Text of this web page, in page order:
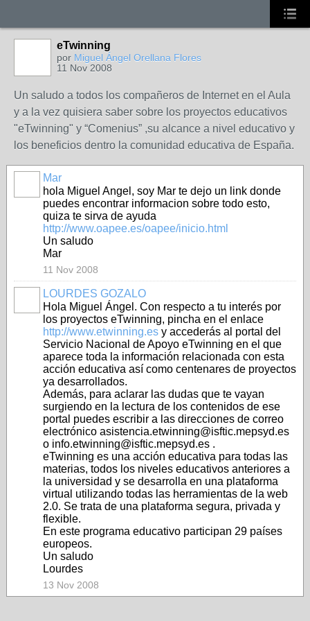
eTwinning
por Miguel Ángel Orellana Flores
11 Nov 2008
Un saludo a todos los compañeros de Internet en el Aula
y a la vez quisiera saber sobre los proyectos educativos
"eTwinning" y “Comenius” ,su alcance a nivel educativo y
los beneficios dentro la comunidad educativa de España.
Mar
hola Miguel Angel, soy Mar te dejo un link donde
puedes encontrar informacion sobre todo esto,
quiza te sirva de ayuda
http://www.oapee.es/oapee/inicio.html
Un saludo
Mar
11 Nov 2008
LOURDES GOZALO
Hola Miguel Ángel. Con respecto a tu interés por
los proyectos eTwinning, pincha en el enlace
http://www.etwinning.es y accederás al portal del
Servicio Nacional de Apoyo eTwinning en el que
aparece toda la información relacionada con esta
acción educativa así como centenares de proyectos
ya desarrollados.
Además, para aclarar las dudas que te vayan
surgiendo en la lectura de los contenidos de ese
portal puedes escribir a las direcciones de correo
electrónico asistencia.etwinning@isftic.mepsyd.es
o info.etwinning@isftic.mepsyd.es .
eTwinning es una acción educativa para todas las
materias, todos los niveles educativos anteriores a
la universidad y se desarrolla en una plataforma
virtual utilizando todas las herramientas de la web
2.0. Se trata de una plataforma segura, privada y
flexible.
En este programa educativo participan 29 países
europeos.
Un saludo
Lourdes
13 Nov 2008